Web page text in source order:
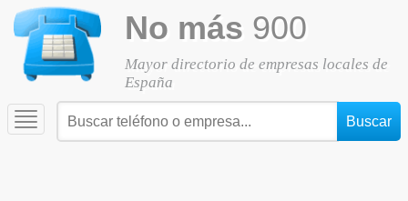
No más 900
Mayor directorio de empresas locales de
España
Toggle
navigation